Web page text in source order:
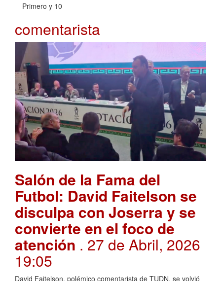
Primero y 10
comentarista
Salón de la Fama del
Futbol: David Faitelson se
disculpa con Joserra y se
convierte en el foco de
atención . 27 de Abril, 2026
19:05
David Faitelson, polémico comentarista de TUDN, se volvió